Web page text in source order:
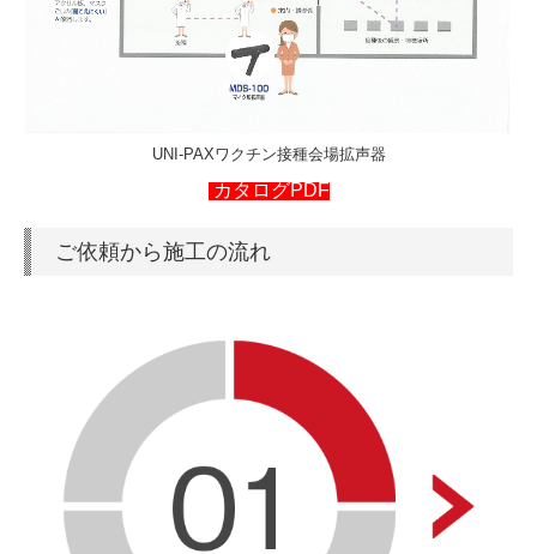
UNI-PAXワクチン接種会場拡声器
カタログPDF
ご依頼から施工の流れ